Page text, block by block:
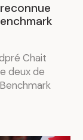
Chait
deux de